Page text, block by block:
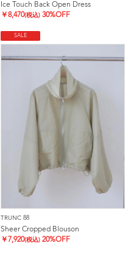
Ice Touch Back Open Dress
￥8,470(税込) 30%OFF
SALE
TRUNC 88
Sheer Cropped Blouson
￥ 7,920(税込) 20%OFF